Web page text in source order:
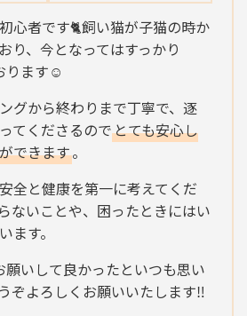
心者です🐈飼い猫が子猫の時か
り、今となってはすっかり
ります☺️
グから終わりまで丁寧で、逐
てくださるのでとても安心し
できます。
全と健康を第一に考えてくだ
ないことや、困ったときにはい
ます。
いして良かったといつも思い
ぞよろしくお願いいたします‼